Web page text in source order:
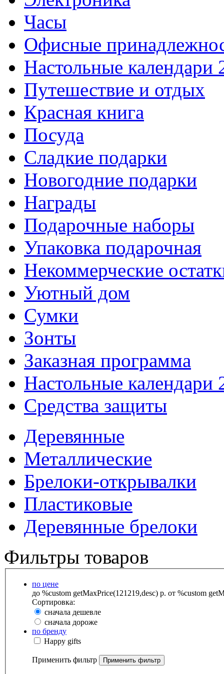
Часы
Офисные
Настольные календари
Путешествие и отдых
Красная книга
Посуда
Сладкие подарки
Новогодние подарки
Награды
Подарочные наборы
Упаковка подарочная
Некоммерческие
Уютный дом
Сумки
Зонты
Заказная программа
Настольные календари
Средства защиты
Деревянные
Металлические
Брелоки-открывалки
Пластиковые
Деревянные брелоки
Фильтры товаров
по цене
до %custom getMaxPrice(121219,desc) р. от %custom
Сортировка:
сначала дешевле
сначала дороже
по бренду
Happy gifts
Применить фильтр